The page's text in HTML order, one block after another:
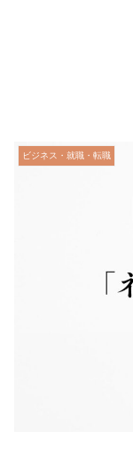
ビジネス・就職・転職